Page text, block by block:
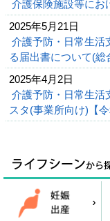
介護保険施設等にお
2025年5月21日
介護予防・日常生活
る届出書について(総
2025年4月2日
介護予防・日常生活
スタ(事業所向け)【